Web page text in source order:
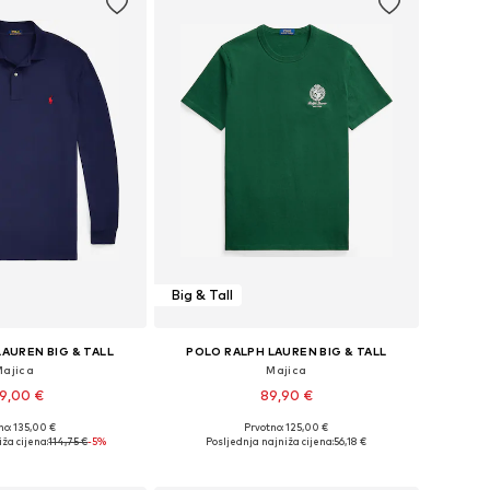
BIG & TALL
€
4XL, 5XL, 6XL, 7XL
135,00 €
cijena:114,75 €-5%
Big & Tall
POLO RALPH LAUREN BIG & TALL
Majica
89,90 €
Dostupne veličine: 4XL
Prvotno: 125,00 €
Posljednja najniža cijena:56,18 €